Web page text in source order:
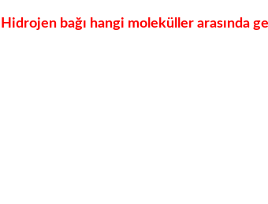
Hidrojen bağı hangi moleküller arasında